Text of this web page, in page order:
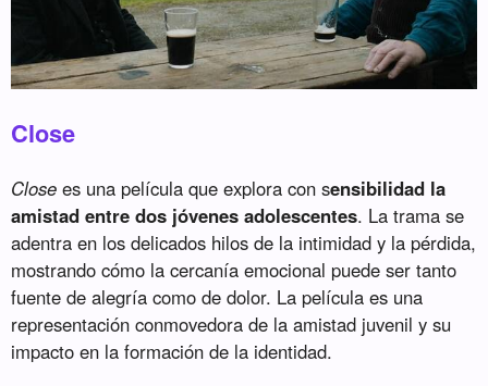
Close
Close es una película que explora con sensibilidad la
amistad entre dos jóvenes adolescentes. La trama se
adentra en los delicados hilos de la intimidad y la pérdida,
mostrando cómo la cercanía emocional puede ser tanto
fuente de alegría como de dolor. La película es una
representación conmovedora de la amistad juvenil y su
impacto en la formación de la identidad.